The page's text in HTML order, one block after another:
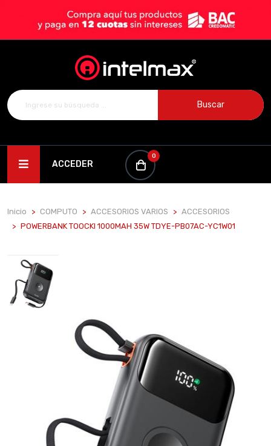
Buscar
ACCEDER
0
Inicio COMPUTO ACCESORIOS VARIOS
ACCESORIOS
POWERBANK TOOCKI 1000MAH 35W TDYE-PB07AC-YC1W01